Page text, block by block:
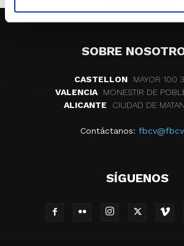
SOBRE
CASTELLON
MAYOR 100
VALENCIA
MONESTIR DE
ALICANTE
CIUDAD DE
Contáctanos:
SÍGUENOS